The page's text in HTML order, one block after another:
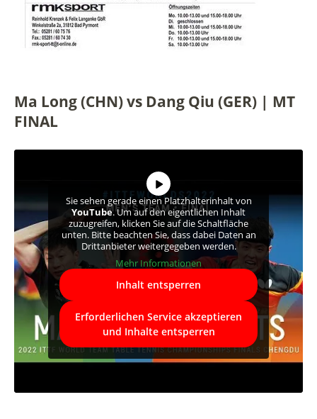
Ma Long (CHN) vs Dang Qiu (GER) | MT
FINAL
Sie sehen gerade einen Platzhalterinhalt von
YouTube. Um auf den eigentlichen Inhalt
zuzugreifen, klicken Sie auf die Schaltfläche
unten. Bitte beachten Sie, dass dabei Daten an
Drittanbieter weitergegeben werden.
Mehr Informationen
Inhalt entsperren
Erforderlichen Service akzeptieren
und Inhalte entsperren